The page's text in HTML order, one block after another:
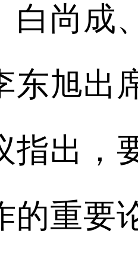
白尚成
东旭出
，要
的重要